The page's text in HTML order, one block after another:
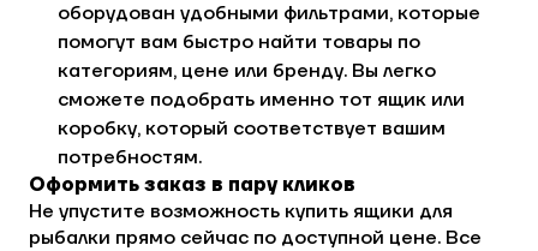
оборудован удобными фильтрами, которые
помогут вам быстро найти товары по
категориям, цене или бренду. Вы легко
сможете подобрать именно тот ящик или
коробку, который соответствует вашим
потребностям.
Оформить заказ в пару кликов
Не упустите возможность купить ящики для
рыбалки прямо сейчас по доступной цене. Все